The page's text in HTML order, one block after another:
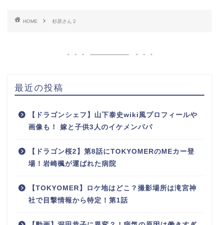
HOME 杉原さん２
最近の投稿
【ドラゴンシェフ】山下泰史wiki風プロフィールや
画像も！ 嫁と子供3人のイケメンパパ
【ドラゴン桜2】第8話にTOKYOMERのMEカー登
場！岩崎楓が運ばれた病院
【TOKYOMER】ロケ地はどこ？撮影場所は滝宮神
社で目撃情報から特定！第1話